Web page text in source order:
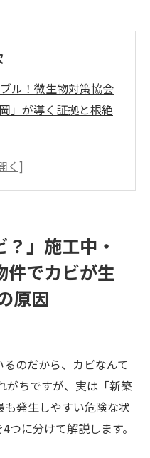
ル！微生物対策協会
」が導く証拠と根絶
因
「換気不足」
水・断熱欠損）
壁：「施工不良」か
査
築経験豊富な「カビ
？」施工中・
件でカビが生
原因
るのだから、カビなんて
がちですが、実は「新築
発生しやすい危険な状
に分けて解説します。